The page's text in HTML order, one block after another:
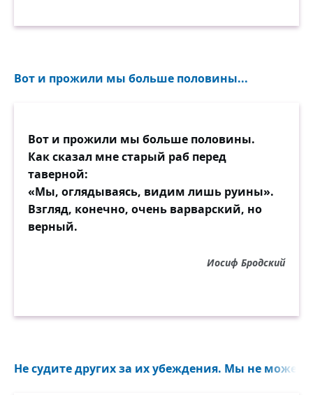
Вот и прожили мы больше половины...
Вот и прожили мы больше половины.
Как сказал мне старый раб перед
таверной:
«Мы, оглядываясь, видим лишь руины».
Взгляд, конечно, очень варварский, но
верный.
Иосиф Бродский
Не судите других за их убеждения. Мы не можем